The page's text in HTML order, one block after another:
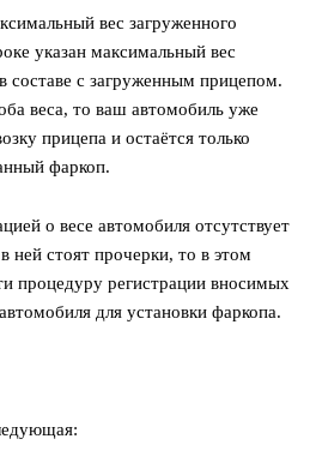
вес загруженного
указан максимальный вес
составе с загруженным прицепом.
веса, то ваш автомобиль уже
прицепа и остаётся только
фаркоп.
о весе автомобиля отсутствует
ней стоят прочерки, то в этом
процедуру регистрации вносимых
для установки фаркопа.